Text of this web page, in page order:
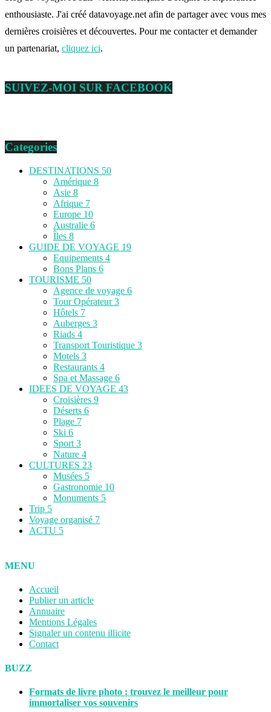
enthousiaste. J'ai créé datavoyage.net afin de partager avec vous mes
dernières croisières et découvertes. Pour me contacter et demander
un partenariat, cliquez ici.
SUIVEZ-MOI SUR FACEBOOK
Categories
DESTINATIONS 50
Amérique 8
Asie 8
Afrique 7
Europe 10
Australie 6
Îles 8
GUIDE DE VOYAGE 19
Equipements 4
Bons Plans 6
TOURISME 50
Agence de voyage 6
Tour Opérateur3
Hôtels 7
Auberges 3
Riads 4
Transport Touristique 3
Motels 3
Restaurants 4
Spa et Massage 6
IDEES DE VOYAGE 43
Croisières 9
Déserts 6
Plage 7
Ski 6
Sport 3
Nature 4
CULTURES 23
Musées 5
Gastronomie 10
Monuments 5
Trip 5
Voyage organisé 7
ACTU 5
MENU
Accueil
Publier un article
Annuaire
Mentions Légales
Signaler un contenu illicite
Contact
BUZZ
Formats de livre photo : trouvez le meilleur pour
immortaliser vos souvenirs